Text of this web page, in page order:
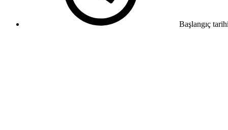
Başlangıç tarihi